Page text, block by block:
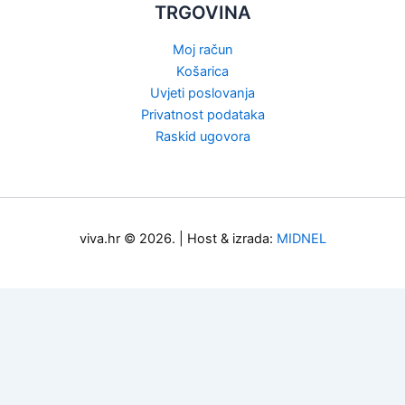
TRGOVINA
Moj račun
Košarica
Uvjeti poslovanja
Privatnost podataka
Raskid ugovora
viva.hr © 2026. | Host & izrada: MIDNEL